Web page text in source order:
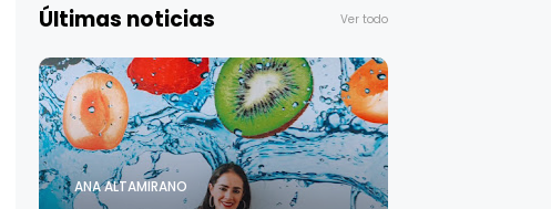
Últimas noticias Ver todo
ANA ALTAMIRANO